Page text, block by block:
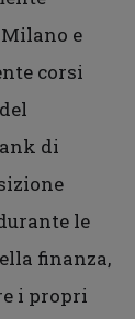
e
corsi
di
le
finanza,
i propri